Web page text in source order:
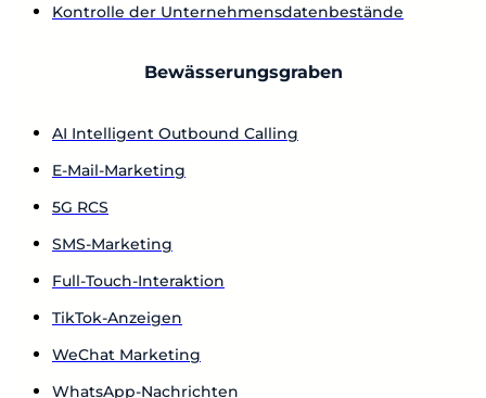
Kontrolle der Unternehmensdatenbestände
Bewässerungsgraben
AI Intelligent Outbound Calling
E-Mail-Marketing
5G RCS
SMS-Marketing
Full-Touch-Interaktion
TikTok-Anzeigen
WeChat Marketing
WhatsApp-Nachrichten